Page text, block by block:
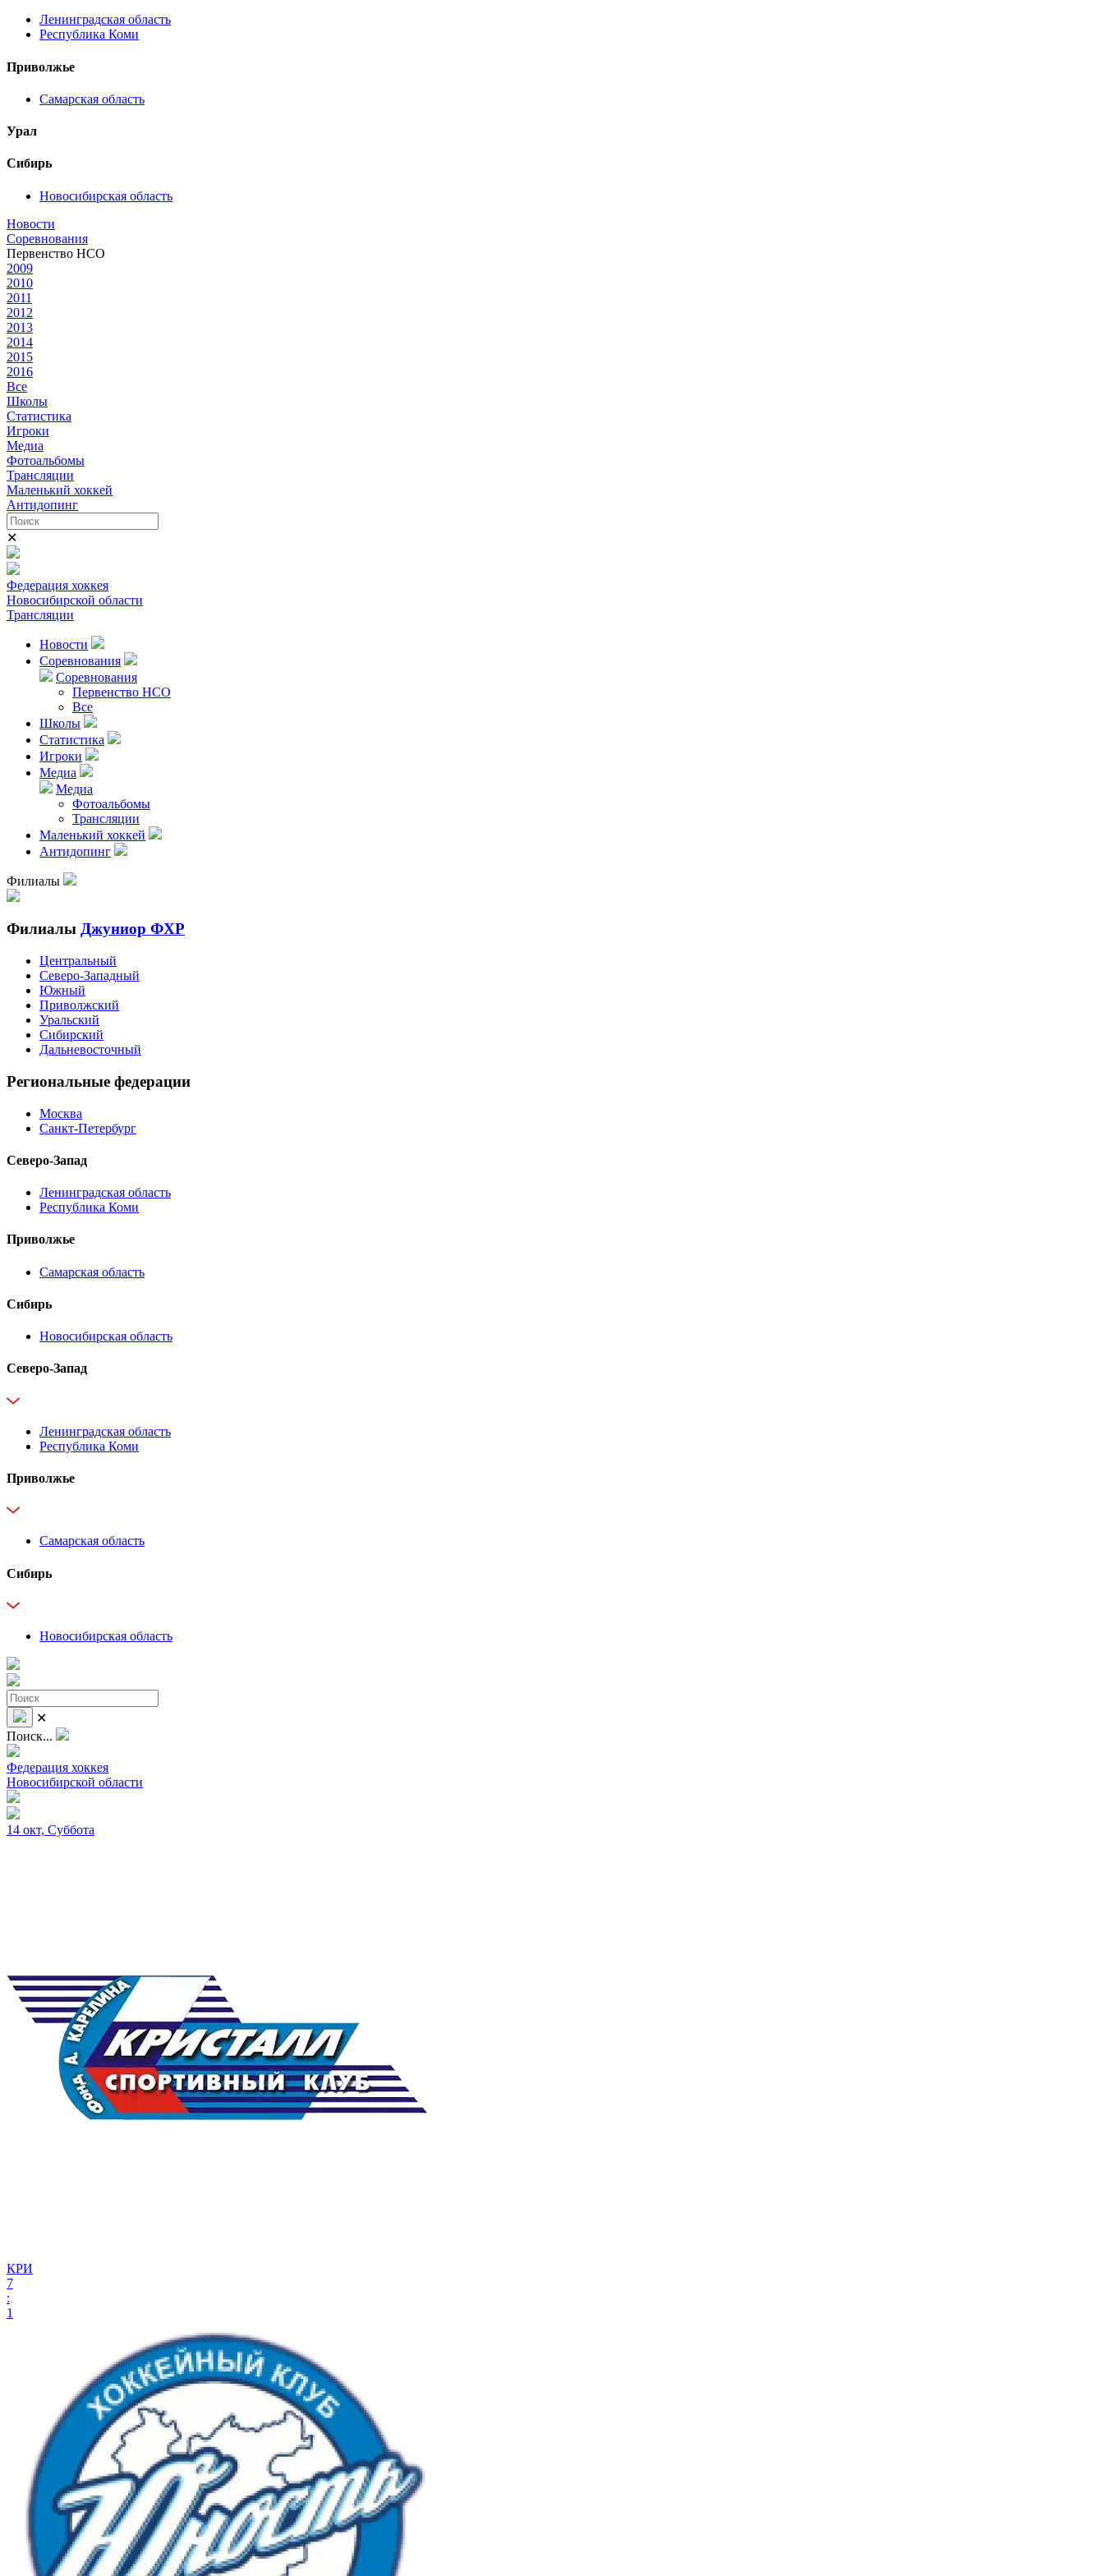
Ленинградская область
Республика Коми
Приволжье
Самарская область
Урал
Сибирь
Новосибирская область
Новости
Соревнования
Первенство НСО
2009
2010
2011
2012
2013
2014
2015
2016
Все
Школы
Статистика
Игроки
Медиа
Фотоальбомы
Трансляции
Маленький хоккей
Антидопинг
✕
Федерация хоккея
Новосибирской области
Трансляции
Новости
Соревнования
Соревнования
Первенство НСО
Все
Школы
Статистика
Игроки
Медиа
Медиа
Фотоальбомы
Трансляции
Маленький хоккей
Антидопинг
Филиалы
Филиалы Джуниор ФХР
Центральный
Северо-Западный
Южный
Приволжский
Уральский
Сибирский
Дальневосточный
Региональные федерации
Москва
Санкт-Петербург
Северо-Запад
Ленинградская область
Республика Коми
Приволжье
Самарская область
Сибирь
Новосибирская область
Северо-Запад
Ленинградская область
Республика Коми
Приволжье
Самарская область
Сибирь
Новосибирская область
✕
Поиск...
Федерация хоккея
Новосибирской области
14 окт, Суббота
КРИ
7
:
1